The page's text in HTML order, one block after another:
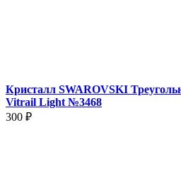
Кристалл SWAROVSKI
Vitrail Light №3468
300 ₽